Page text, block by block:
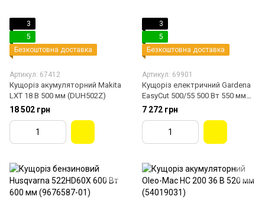
3
5
Безкоштовна доставка
Артикул: 67412
Кущоріз акумуляторний Makita
LXT 18 В 500 мм (DUH502Z)
18 502 грн
3
5
Безкоштовна доставка
Артикул: 69901
Кущоріз електричний Gardena
EasyCut 500/55 500 Вт 550 мм
(09832-20.000.00)
7 272 грн